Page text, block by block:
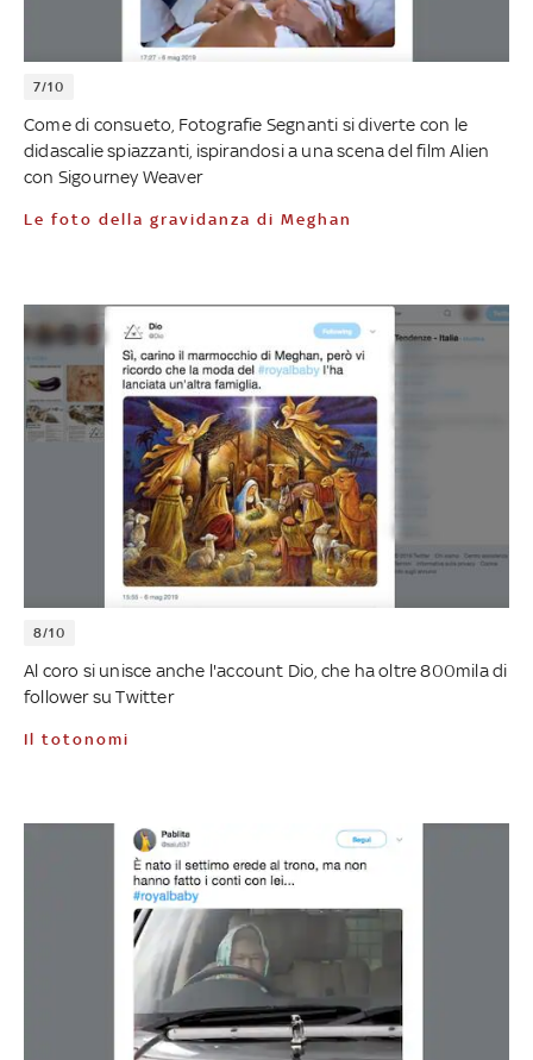
7/10
Come di consueto, Fotografie Segnanti si diverte con le
didascalie spiazzanti, ispirandosi a una scena del film Alien
con Sigourney Weaver
Le foto della gravidanza di Meghan
8/10
Al coro si unisce anche l'account Dio, che ha oltre 800mila di
follower su Twitter
Il totonomi